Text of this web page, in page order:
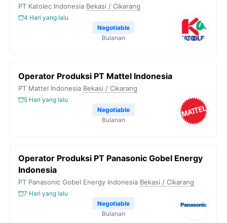
PT Katolec Indonesia Bekasi / Cikarang
4 Hari yang lalu
Negotiable
Bulanan
Operator Produksi PT Mattel Indonesia
PT Mattel Indonesia Bekasi / Cikarang
5 Hari yang lalu
Negotiable
Bulanan
Operator Produksi PT Panasonic Gobel Energy
Indonesia
PT Panasonic Gobel Energy Indonesia Bekasi / Cikarang
7 Hari yang lalu
Negotiable
Bulanan